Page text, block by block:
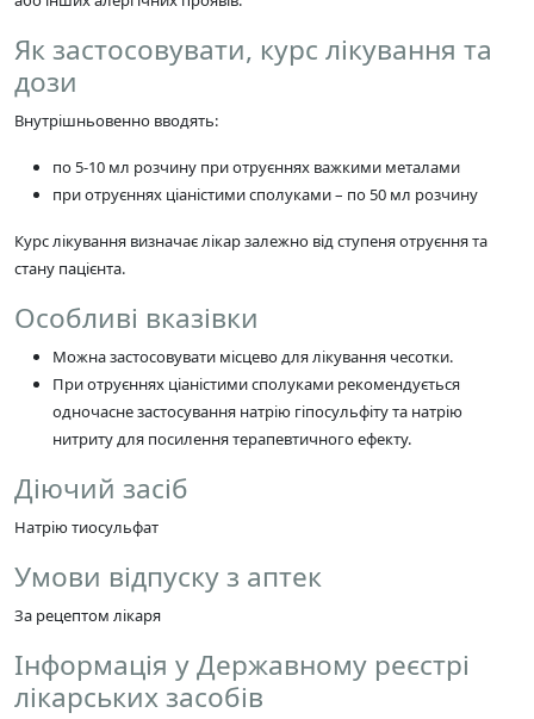
Як застосовувати, курс лікування та
дози
Внутрішньовенно вводять:
по 5-10 мл розчину при отруєннях важкими металами
при отруєннях ціаністими сполуками – по 50 мл розчину
Курс лікування визначає лікар залежно від ступеня отруєння та
стану пацієнта.
Особливі вказівки
Можна застосовувати місцево для лікування чесотки.
При отруєннях ціаністими сполуками рекомендується
одночасне застосування натрію гіпосульфіту та натрію
нитриту для посилення терапевтичного ефекту.
Діючий засіб
Натрію тиосульфат
Умови відпуску з аптек
За рецептом лікаря
Інформація у Державному реєстрі
лікарських засобів